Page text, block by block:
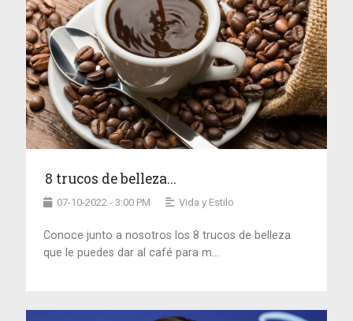
8 trucos de belleza...
07-10-2022 - 3:00 PM Vida y Estilo
Conoce junto a nosotros los 8 trucos de belleza
que le puedes dar al café para m...